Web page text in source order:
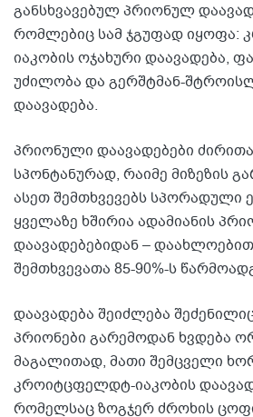
განსხვავებულ პრიონულ
რომლებიც სამ ჯგუფად იყოფა:
იაკობის ოჯახური დაავადება,
უძილობა და გერშტმან-
დაავადება.
პრიონული დაავადებები
სპონტანურად, რაიმე მიზეზის
ასეთ შემთხვევებს სპორადული
ყველაზე ხშირია ადამიანის
დაავადებებიდან –
შემთხვევათა 85-90%-ს
დაავადება შეიძლება
პრიონები გარემოდან ხვდება
მაგალითად, მათი შემცველი
კროიტცფელდტ-იაკობის
რომელსაც ზოგჯერ ძროხის